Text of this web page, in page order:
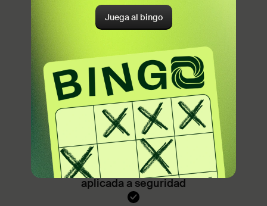
Javier Damiani
Antes:
Administración y Gestión de
Empresas
Sin necesidad de experiencia
12 investigaciones reales para tu
portafolio
Detección, automatización e IA
aplicada a seguridad
Juega al bingo